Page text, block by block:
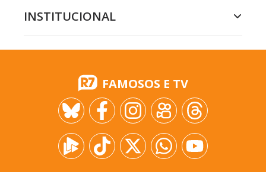
INSTITUCIONAL
FAMOSOS E TV